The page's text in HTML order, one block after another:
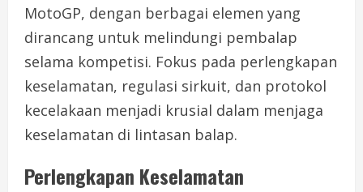
MotoGP, dengan berbagai elemen yang
dirancang untuk melindungi pembalap
selama kompetisi. Fokus pada perlengkapan
keselamatan, regulasi sirkuit, dan protokol
kecelakaan menjadi krusial dalam menjaga
keselamatan di lintasan balap.
Perlengkapan Keselamatan